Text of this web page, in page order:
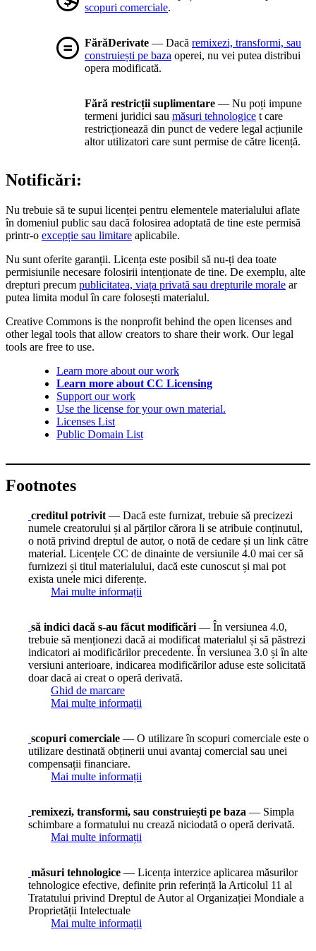
scopuri comerciale.
FărăDerivate — Dacă remixezi, transformi, sau
construiești pe baza operei, nu vei putea distribui
opera modificată.
Fără restricții suplimentare — Nu poți impune
termeni juridici sau măsuri tehnologice t care
restricționează din punct de vedere legal acțiunile
altor utilizatori care sunt permise de către licență.
Notificări:
Nu trebuie să te supui licenței pentru elementele materialului aflate
în domeniul public sau dacă folosirea adoptată de tine este permisă
printr-o excepție sau limitare aplicabile.
Nu sunt oferite garanții. Licența este posibil să nu-ți dea toate
permisiunile necesare folosirii intenționate de tine. De exemplu, alte
drepturi precum publicitatea, viața privată sau drepturile morale ar
putea limita modul în care folosești materialul.
Creative Commons is the nonprofit behind the open licenses and
other legal tools that allow creators to share their work. Our legal
tools are free to use.
Learn more about our work
Learn more about CC Licensing
Support our work
Use the license for your own material.
Licenses List
Public Domain List
Footnotes
creditul potrivit — Dacă este furnizat, trebuie să precizezi
numele creatorului și al părților cărora li se atribuie conținutul,
o notă privind dreptul de autor, o notă de cedare și un link către
material. Licențele CC de dinainte de versiunile 4.0 mai cer să
furnizezi și titul materialului, dacă este cunoscut și mai pot
exista unele mici diferențe.
Mai multe informații
să indici dacă s-au făcut modificări — În versiunea 4.0,
trebuie să menționezi dacă ai modificat materialul și să păstrezi
indicatori ai modificărilor precedente. În versiunea 3.0 și în alte
versiuni anterioare, indicarea modificărilor aduse este solicitată
doar dacă ai creat o operă derivată.
Ghid de marcare
Mai multe informații
scopuri comerciale — O utilizare în scopuri comerciale este o
utilizare destinată obținerii unui avantaj comercial sau unei
compensații financiare.
Mai multe informații
remixezi, transformi, sau construiești pe baza — Simpla
schimbare a formatului nu crează niciodată o operă derivată.
Mai multe informații
măsuri tehnologice — Licența interzice aplicarea măsurilor
tehnologice efective, definite prin referință la Articolul 11 al
Tratatului privind Dreptul de Autor al Organizației Mondiale a
Proprietății Intelectuale
Mai multe informații